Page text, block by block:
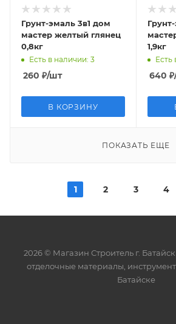
Грунт-эмаль 3в1 дом
мастер желтый глянец
0,8кг
Есть в наличии: 3
260 ₽/шт
В КОРЗИНУ
1,9кг
Есть
640 ₽
ПОКАЗАТЬ ЕЩЕ
1 2 3 4
2026 © Магазин Строитель г.
отделочные материалы,
Батайске